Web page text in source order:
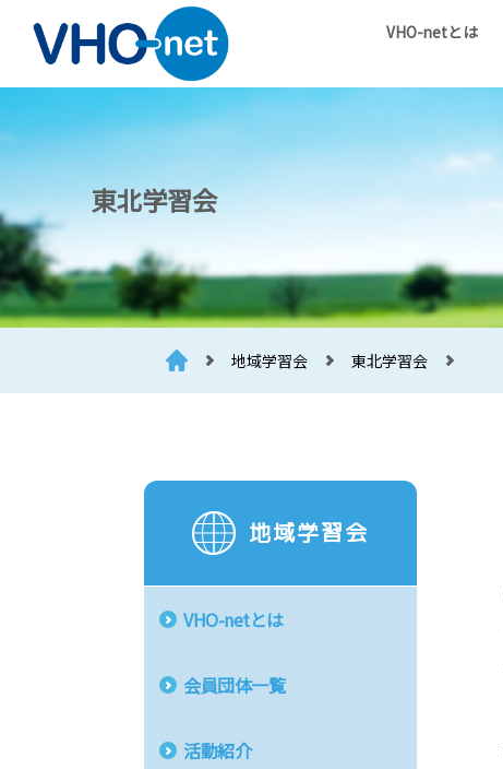
VHO-netとは
東北学習会
地域学習会 東北学習会
地域学習会
VHO-netとは
会員団体一覧
活動紹介